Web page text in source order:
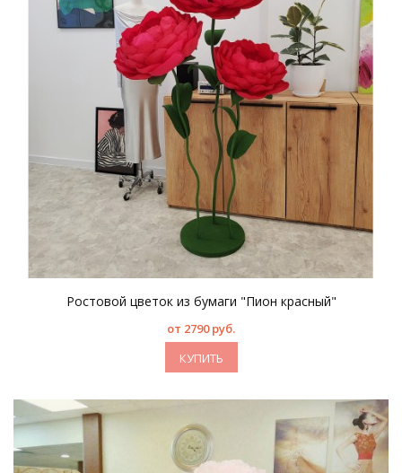
Ростовой цветок из бумаги "Пион красный"
от 2790 руб.
КУПИТЬ